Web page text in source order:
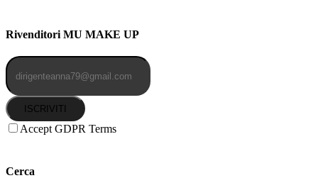
Rivenditori MU MAKE UP
ISCRIVITI
Accept GDPR Terms
Cerca